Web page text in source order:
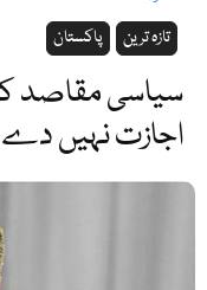
پاکستان تازہ ترین
سیاسی مقاصد
اجازت نہیں